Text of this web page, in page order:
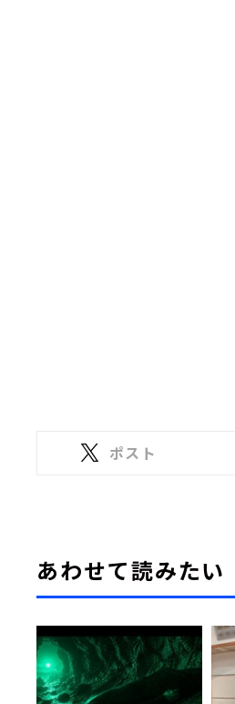
ポスト
あわせて読みたい